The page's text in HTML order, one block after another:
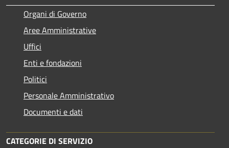
Organi di Governo
Aree Amministrative
Uffici
Enti e fondazioni
Politici
Personale Amministrativo
Documenti e dati
CATEGORIE DI SERVIZIO